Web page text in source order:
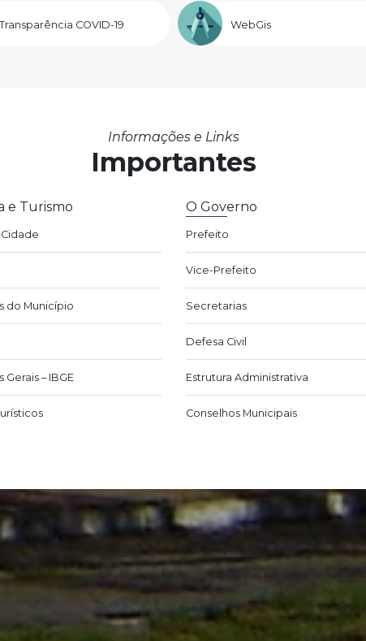
Transparência COVID-19 WebGis
Informações e Links
Importantes
e Turismo
do Município
Gerais – IBGE
O Governo
Prefeito
Vice-Prefeito
Secretarias
Defesa Civil
Estrutura Administrativa
Conselhos Municipais